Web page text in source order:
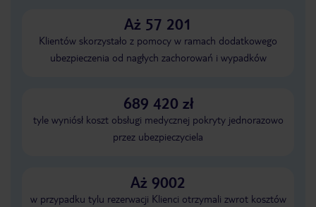
Aż 57 201
Klientów skorzystało z pomocy w ramach dodatkowego
ubezpieczenia od nagłych zachorowań i wypadków
689 420 zł
tyle wyniósł koszt obsługi medycznej pokryty jednorazowo
przez ubezpieczyciela
Aż 9002
w przypadku tylu rezerwacji Klienci otrzymali zwrot kosztów